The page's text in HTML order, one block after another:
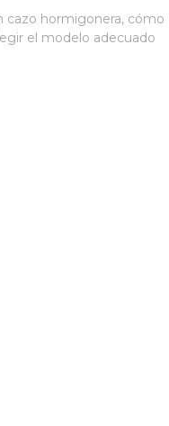
cazo hormigonera, cómo
el modelo adecuado